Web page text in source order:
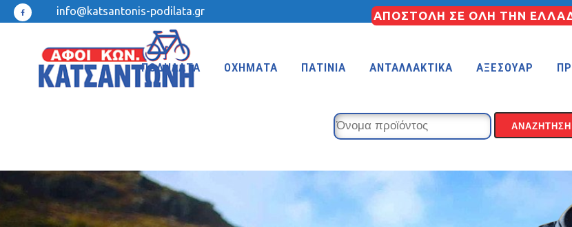
info@katsantonis-podilata.gr ΑΠΟΣΤΟΛΗ ΣΕ ΟΛΗ ΤΗΝ
ΠΟΔΗΛΑΤΑ
KIDS 16″
MTB 27.5″
MTB 26″ FRONT SUSPENSION
ΟΧΗΜΑΤΑ ΠΑΤΙΝΙΑ ΑΝΤΑΛΛΑΚΤΙΚΑ ΑΞΕΣΟΥΑΡ